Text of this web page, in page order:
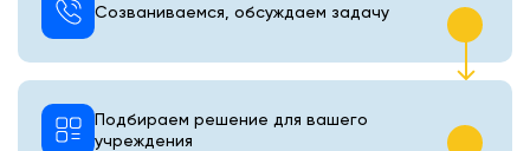
Созваниваемся, обсуждаем задачу
Подбираем решение для вашего
учреждения